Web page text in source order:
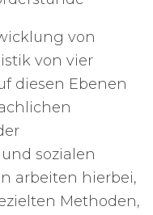
von
von vier
diesen Ebenen
sozialen
arbeiten hierbei,
Methoden,